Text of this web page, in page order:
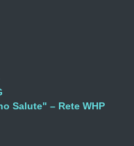
Salute" – Rete WHP